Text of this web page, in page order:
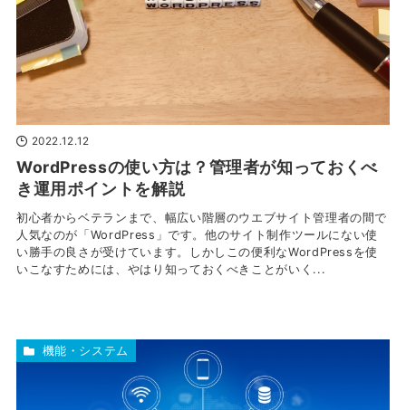
2022.12.12
WordPressの使い方は？管理者が知っておくべ
き運用ポイントを解説
初心者からベテランまで、幅広い階層のウエブサイト管理者の間で
人気なのが「WordPress」です。他のサイト制作ツールにない使
い勝手の良さが受けています。しかしこの便利なWordPressを使
いこなすためには、やはり知っておくべきことがいく...
機能・システム